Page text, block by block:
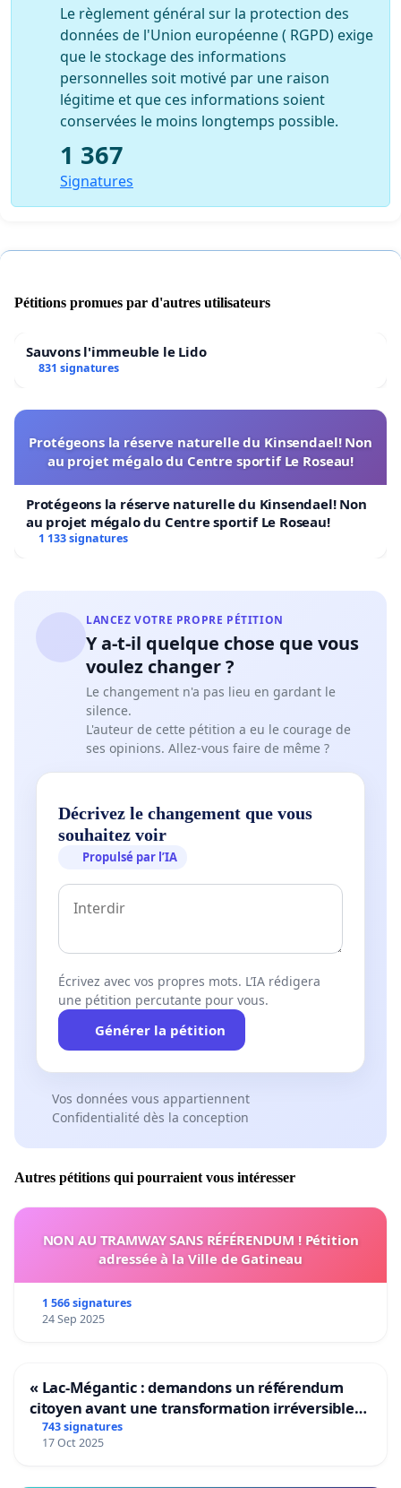
ont souillé mon pays et qui continuent à sévir.
Tuniso-Français j’ai été, en partie, déchu de mes droits
civiques, et cela je ne saurai l’accepter non pas
uniquement pour moi mais aussi pour ce pays qui
mérite mieux que les relents scélérats et nauséabonds
d’une histoire honteuse.
Dr Walid Alouini
Le règlement général sur la protection des
données de l'Union européenne ( RGPD) exige
que le stockage des informations
personnelles soit motivé par une raison
légitime et que ces informations soient
conservées le moins longtemps possible.
1 367
Signatures
Pétitions promues par d'autres utilisateurs
Sauvons l'immeuble le Lido
831 signatures
Protégeons la réserve naturelle du Kinsendael! Non
au projet mégalo du Centre sportif Le Roseau!
Protégeons la réserve naturelle du Kinsendael! Non
au projet mégalo du Centre sportif Le Roseau!
1 133 signatures
LANCEZ VOTRE PROPRE PÉTITION
Y a-t-il quelque chose que vous
voulez changer ?
Le changement n'a pas lieu en gardant le
silence.
L'auteur de cette pétition a eu le courage de
ses opinions. Allez-vous faire de même ?
Décrivez le changement que vous
souhaitez voir
Propulsé par l’IA
Écrivez avec vos propres mots. L’IA rédigera
une pétition percutante pour vous.
Générer la pétition
Vos données vous appartiennent
Confidentialité dès la conception
Autres pétitions qui pourraient vous intéresser
NON AU TRAMWAY SANS RÉFÉRENDUM ! Pétition
adressée à la Ville de Gatineau
1 566 signatures
24 Sep 2025
« Lac-Mégantic : demandons un référendum
citoyen avant une transformation irréversible
de notre territoire »
743 signatures
17 Oct 2025